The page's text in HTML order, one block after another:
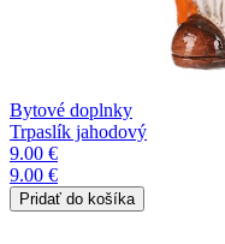
Bytové doplnky
Trpaslík jahodový
9.00 €
9.00 €